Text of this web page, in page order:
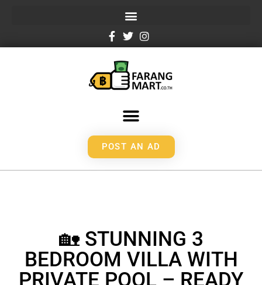
POST AN AD
🏡 STUNNING 3
BEDROOM VILLA WITH
PRIVATE POOL – READY